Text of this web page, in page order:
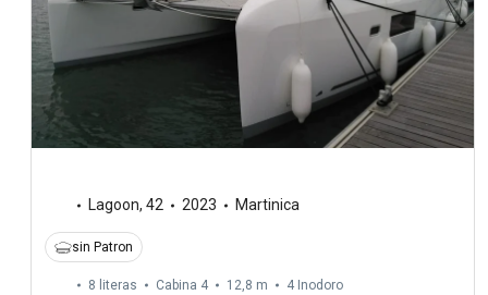
Lagoon, 42 2023 Martinica
sin Patron
8 literas Cabina 4 12,8 m 4 Inodoro